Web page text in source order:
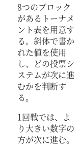
8つのブロック
があるトーナメ
ント表を用意す
る。斜体で書か
れた値を使用
し、どの投票シ
ステムが次に進
むかを判断す
る。
1回戦では、
よ
り大きい数字の
方が次に進む。